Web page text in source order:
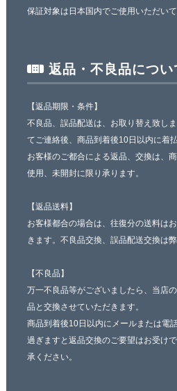
保証対象は日本国内でご使用いただい
返品・不良品につい
【返品期限・条件】
不良品、誤品配送は、お取り替え致し
てご連絡後、商品到着後10日以内に着
お客様のご都合による返品、交換は、
使用、未開封に限り承ります。
【返品送料】
お客様都合の場合は、往復分の送料は
きます。不良品交換、誤品配送交換は
【不良品】
万一不良品等がございましたら、当店
品と交換させていただきます。
商品到着後10日以内にメールまたは電
過ぎますと返品交換のご要望はお受け
承ください。